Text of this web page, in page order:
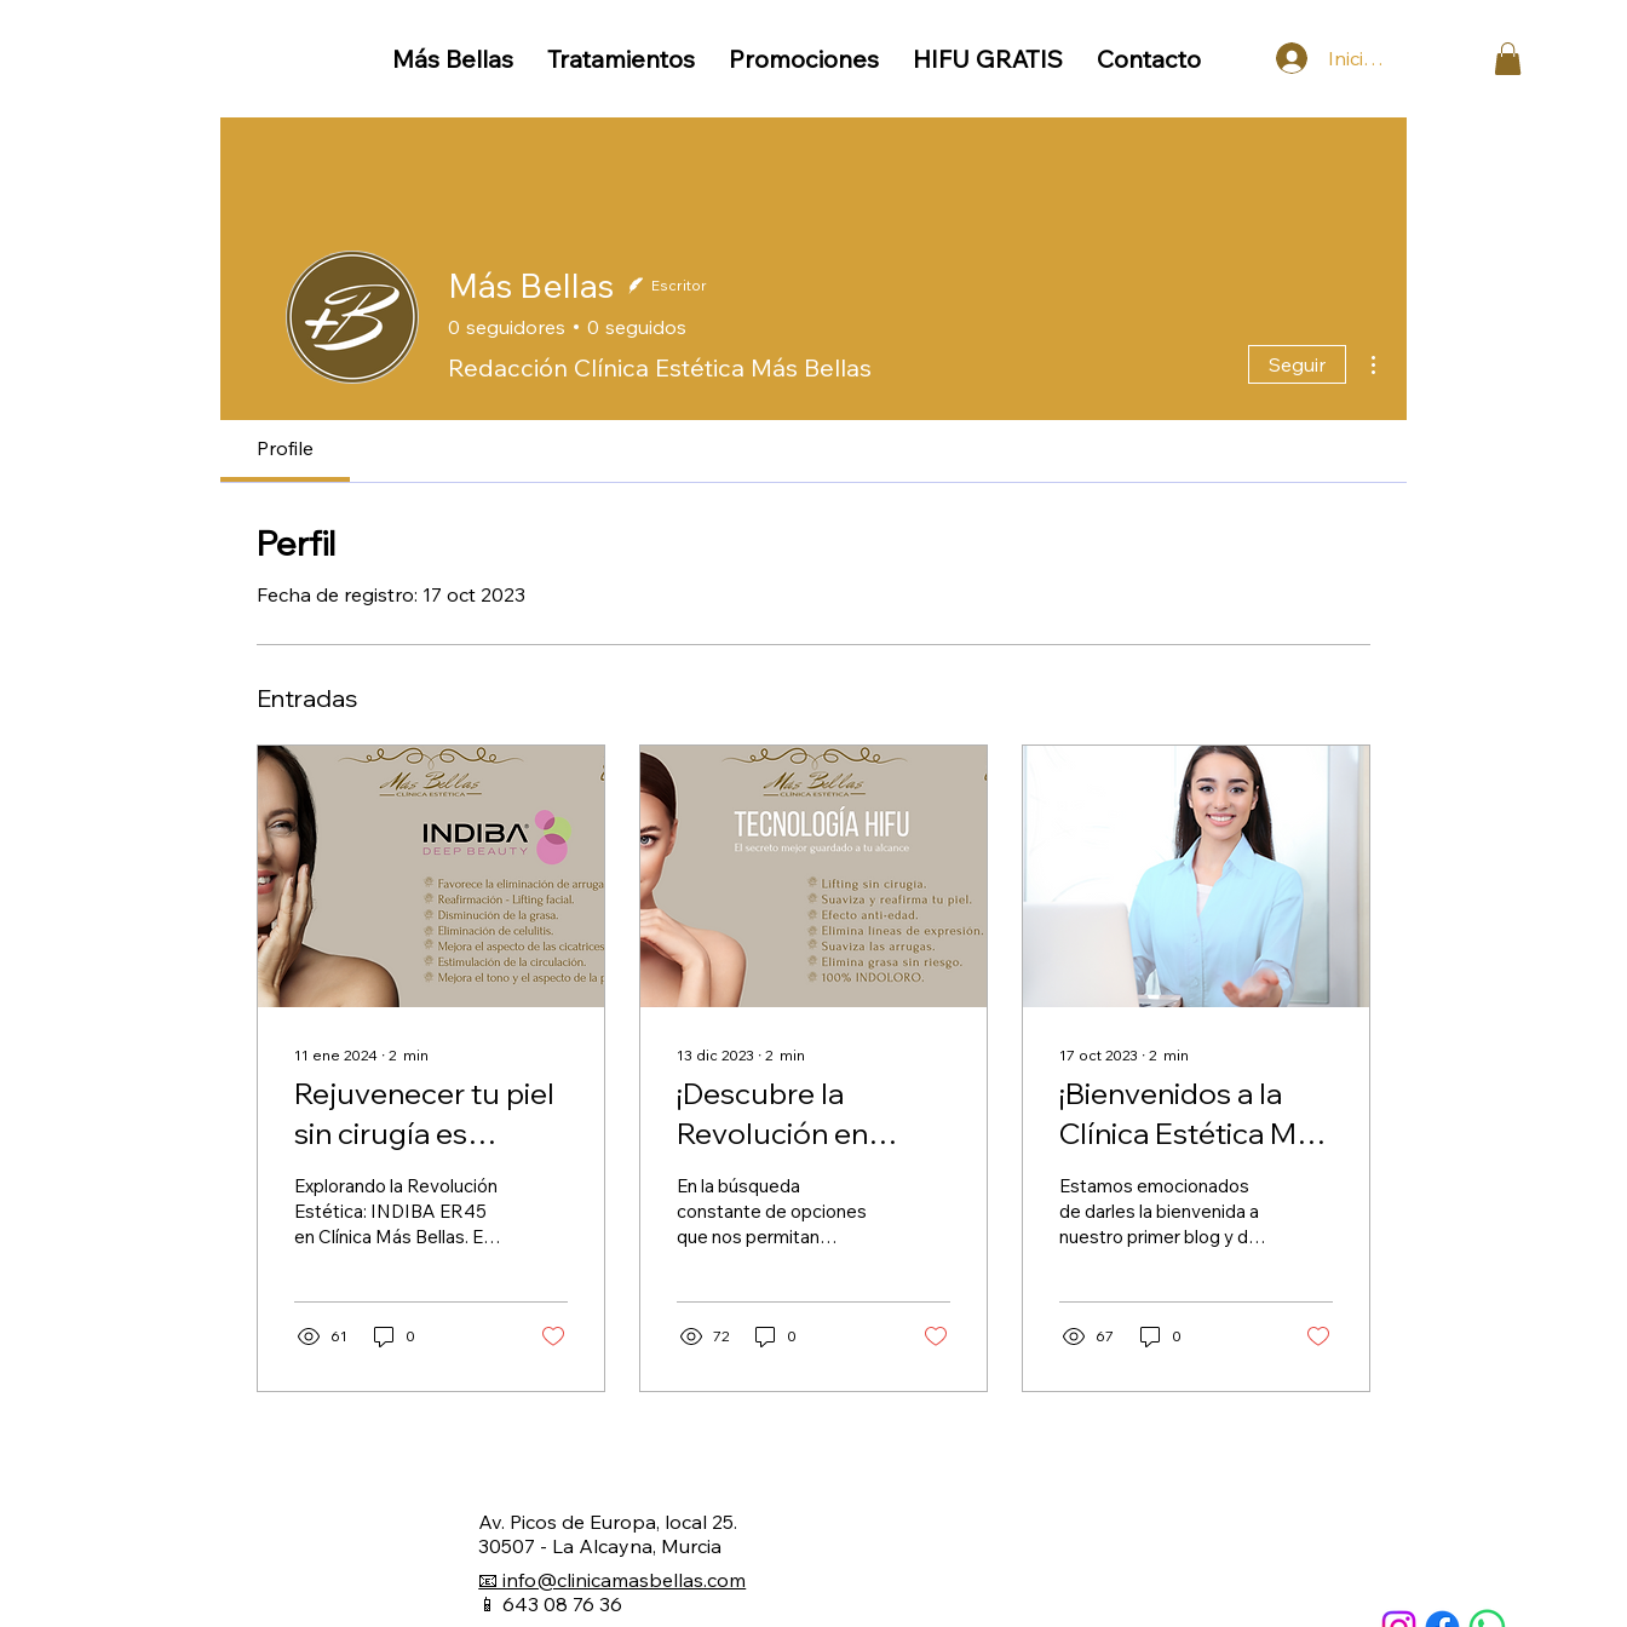
Más Bellas Tratamientos Promociones HIFU GRATIS Contacto Iniciar sesión
Más Bellas Escritor
0 seguidores 0 seguidos
Redacción Clínica Estética Más Bellas Seguir
Profile
Perfil
Fecha de registro: 17 oct 2023
Entradas
11 ene 2024 ∙ 2 min
Rejuvenecer tu piel
sin cirugía es
posible
Explorando la Revolución
Estética: INDIBA ER45
en Clínica Más Bellas. En
61 0
13 dic 2023 ∙ 2 min
¡Descubre la
Revolución en
Tratamientos
Faciales con HIFU
en Más Bellas!
En la búsqueda
constante de opciones
que nos permitan
significativo...
72 0
17 oct 2023 ∙ 2 min
¡Bienvenidos a la
Clínica Estética Más
Bellas!
Estamos emocionados
de darles la bienvenida a
nuestro primer blog y de
tenemos...
67 0
Av. Picos de Europa, local 25.
30507 - La Alcayna, Murcia
📧 info@clinicamasbellas.com
📱 643 08 76 36